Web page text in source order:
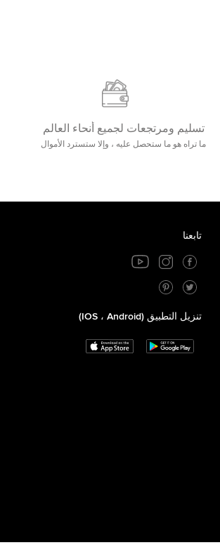
تسليم ومرتجعات لجميع أنحاء العالم
ما تراه هو ما ستحصل عليه ، وإلا ستسترد الأموال
تابعنا
تنزيل التطبيق (iOS ، Android)